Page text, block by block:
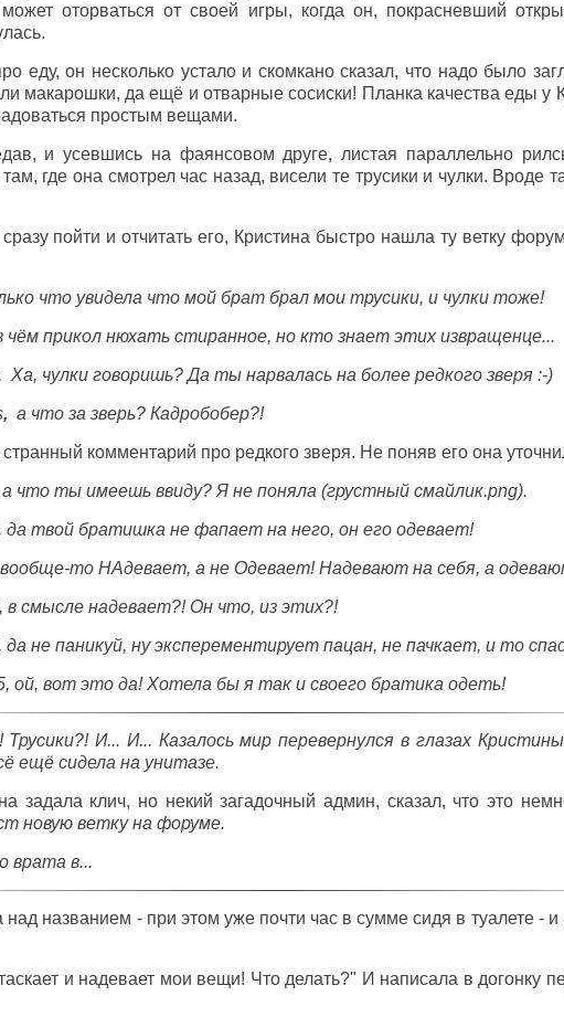
оторваться от своей игры, когда он, покрасневший
еду, он несколько устало и скомкано сказал, что надо было
макарошки, да ещё и отварные сосиски! Планка качества еды у
простым вещами.
и усевшись на фаянсовом друге, листая параллельно
где она смотрел час назад, висели те трусики и чулки. Вроде
пойти и отчитать его, Кристина быстро нашла ту ветку
что увидела что мой брат брал мои трусики, и чулки тоже!
чём прикол нюхать стиранное, но кто знает этих извращенце...
Ха, чулки говоришь? Да ты нарвалась на более редкого зверя :-)
, а что за зверь? Кадробобер?!
комментарий про редкого зверя. Не поняв его она
а что ты имеешь ввиду? Я не поняла (грустный смайлик.png).
да твой братишка не фапает на него, он его одевает!
вообще-то НАдевает, а не Одевает! Надевают на себя, а
в смысле надевает?! Он что, из этих?!
да не паникуй, ну эксперементирует пацан, не пачкает, и то
ой, вот это да! Хотела бы я так и своего братика одеть!
И... И... Казалось мир перевернулся в глазах
ещё сидела на унитазе.
задала клич, но некий загадочный админ, сказал, что это
новую ветку на форуме.
врата в...
над названием - при этом уже почти час в сумме сидя в туалете - и
и надевает мои вещи! Что делать?" И написала в догонку